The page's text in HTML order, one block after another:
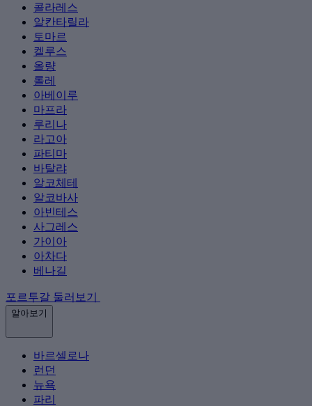
콜라레스
알칸타릴라
토마르
켈루스
올량
롤레
아베이루
마프라
루리나
라고아
파티마
바탈랴
알코체테
알코바사
아빈테스
사그레스
가이아
아차다
베나길
포르투갈 둘러보기
알아보기
바르셀로나
런던
뉴욕
파리